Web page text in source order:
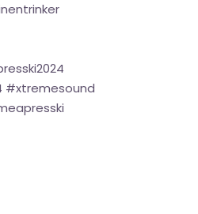
#xtremesound